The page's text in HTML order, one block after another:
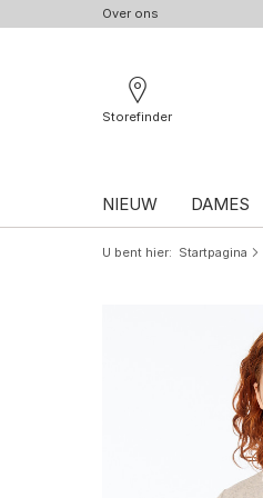
Over ons
Storefinder
NIEUW DAMES
U bent hier Startpagina